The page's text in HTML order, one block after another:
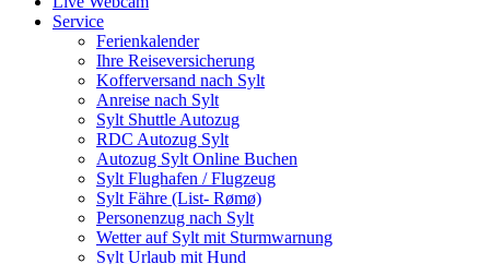
Service
Ferienkalender
Ihre Reiseversicherung
Kofferversand nach Sylt
Anreise nach Sylt
Sylt Shuttle Autozug
RDC Autozug Sylt
Autozug Sylt Online Buchen
Sylt Flughafen / Flugzeug
Sylt Fähre (List- Rømø)
Personenzug nach Sylt
Wetter auf Sylt mit Sturmwarnung
Sylt Urlaub mit Hund